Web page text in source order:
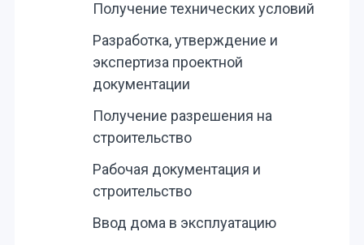
Получение технических условий
Разработка, утверждение и
экспертиза проектной
документации
Получение разрешения на
строительство
Рабочая документация и
строительство
Ввод дома в эксплуатацию